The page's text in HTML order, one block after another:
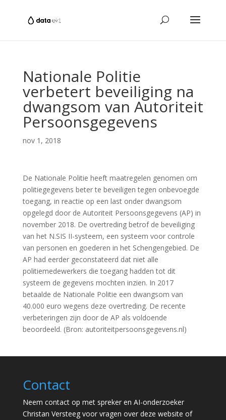
Nationale Politie
verbetert beveiliging na
dwangsom van Autoriteit
Persoonsgegevens
nov 1, 2018
De Nationale Politie heeft maatregelen genomen om
politiegegevens beter te beveiligen tegen onbevoegde
toegang, in reactie op een last onder dwangsom
opgelegd door de Autoriteit Persoonsgegevens (AP) in
november 2018. De overtreding betrof de beveiliging
van het N.SIS II-systeem, een systeem voor controle
van personen en goederen in het Schengengebied. De
AP had eerder geconstateerd dat niet alle
politiemedewerkers die toegang hadden tot dit
systeem de gegevens mochten inzien. In 2017
betaalde de Nationale Politie een dwangsom van
40.000 euro wegens deze overtreding. De recente
verbeteringen zijn door de AP als voldoende
beoordeeld. (Bron: autoriteitpersoonsgegevens.nl)
Contact
Neem contact op met spreker en AI-onderzoeker
Christan Versteeg voor vragen over deze website of